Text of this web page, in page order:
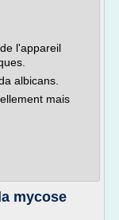
l'appareil
albicans.
mais
mycose